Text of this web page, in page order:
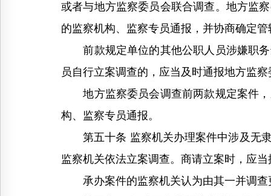
或者与地方监察委员会联合调查。地方监
的监察机构、监察专员通报，并协商确定管
前款规定单位的其他公职人员涉嫌职务
员自行立案调查的，应当及时通报地方监
地方监察委员会调查前两款规定案件，
构、监察专员通报。
第五十条 监察机关办理案件中涉及无隶
监察机关依法立案调查。商请立案时，应
承办案件的监察机关认为由其一并调查